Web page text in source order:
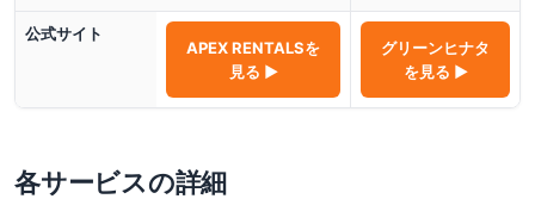
公式サイト
APEX RENTALSを
見る ▶
グリーンヒナタ
を見る ▶
各サービスの詳細